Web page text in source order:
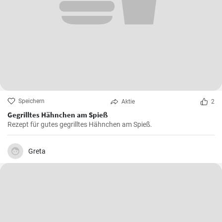
Speichern Aktie 2
Gegrilltes Hähnchen am Spieß
Rezept für gutes gegrilltes Hähnchen am Spieß.
Greta